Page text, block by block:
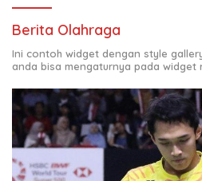
Berita Olahraga
Ini contoh widget dengan style
anda bisa mengaturnya pada widget